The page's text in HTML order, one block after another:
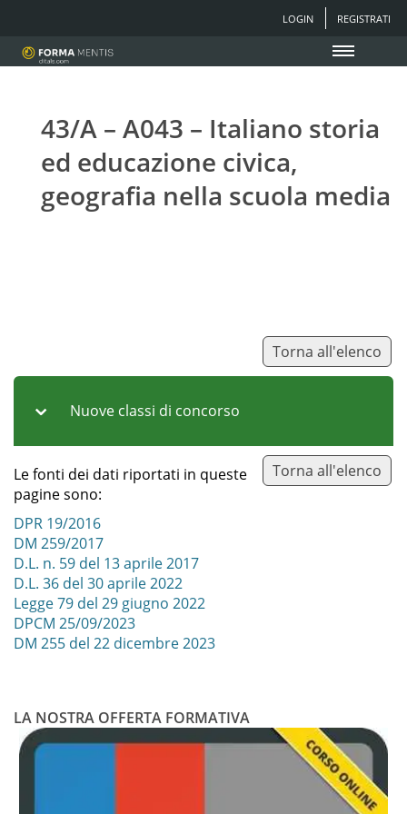
LOGIN REGISTRATI
43/A – A043 – Italiano storia
ed educazione civica,
geografia nella scuola media
Torna all'elenco
Nuove classi di concorso
Codice Note
Classe di
concorso
A19 –
Filosofia e
Storia
specifico (Vale per A-22).
Purché in possesso anche
dell'abilitazione in A036
(vedi DM 39/98 art. 4
comma 3 e DM 354/98 Art.
3 comma 4 (ambito
Classe di
concorso
Non vale come servizio
specifico (classe di
Altro
Torna all'elenco
Le fonti dei dati riportati in queste
pagine sono:
DPR 19/2016
DM 259/2017
D.L. n. 59 del 13 aprile 2017
D.L. 36 del 30 aprile 2022
Legge 79 del 29 giugno 2022
DPCM 25/09/2023
DM 255 del 22 dicembre 2023
LA NOSTRA OFFERTA FORMATIVA